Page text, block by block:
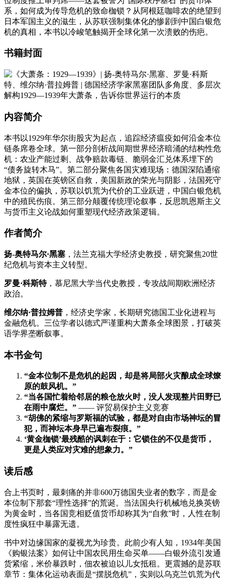
系，如何成为传导危机的致命枷锁？从阿根廷咖啡农的绝望到
日本军国主义的滋生，从苏联强制集体化的惨剧到中国白银危
机的真相，本书以冷峻笔触揭开全球化第一次溃败的伤疤。
书籍封面
内容简介
本书以1929年华尔街股灾为起点，追踪经济瘟疫如何沿金本位
链条席卷全球。第一部分剖析战间期世界经济暗涌的结构性危
机：农业产能过剩、战争赔款毒链、脆弱金汇兑体系埋下的
“债务旋转木马”。第二部分聚焦各国灾难现场：德国深陷通缩
地狱，英国在英镑区自救，美国新政的荣光与阴影，法国死守
金本位的偏执，苏联以饥荒为代价的工业跃进，中国白银危机
中的殖民伤痕。第三部分颠覆传统理论叙事，反思凯恩斯主义
与货币主义论战如何重塑现代经济政策逻辑。
作者简介
扬-奥特马尔·黑塞 ，法兰克福大学经济史教授，研究聚焦20世
纪危机与资本主义转型。
罗曼·科斯特，慕尼黑大学当代史教授，专攻战间期欧洲经济
政治。
维尔纳·普拉姆普 ，经济史学家，长期研究德国工业化进程与
金融危机。三位学者以德式严谨重构大萧条全球图景，打破英
语学界垄断叙事。
本书金句
“金本位制不是危机的起因，却是将局部火灾酿成全球燎
原的鼓风机。”
“当各国忙着给邻居的粮仓放火时，没人发现整片田野已
在雨中腐烂。” —— 评贸易保护主义竞赛
“胡佛的紧缩与罗斯福的试验，都是对自由市场神坛的冒
犯，而神坛本身早已遍布裂痕。”
‘黄金枷锁’最残酷的讽刺在于：它锁住的不仅是货币，
更是人类应对灾难的想象力。”
读后感
合上书页时，最刺痛的并非600万德国失业者的数字，而是金
本位制下那套“理性选择”的荒诞。当法国央行机械地兑换英镑
为黄金时，当各国竞相贬值货币却称其为“自救”时，人性在制
度性疯狂中暴露无遗。
书中对边缘国家的凝视尤为珍贵。此前少有人知，1934年美国
《购银法案》如何让中国农民用生命买单——白银外流引发通
货紧缩，米价暴跌时，佃农被迫以儿女抵租。更震撼的是苏联
章节：集体化运动表面是“摆脱危机”，实则以乌克兰饥荒为代